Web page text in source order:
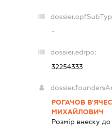
-
dossier.edrpo:
32254333
РОГАЧОВ
МИХАЙЛОВИЧ
Розмір внеску